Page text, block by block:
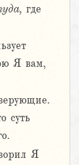
где
Я вам,
суть
Я